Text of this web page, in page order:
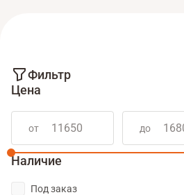
Фильтр
Цена
от до
Наличие
Под заказ